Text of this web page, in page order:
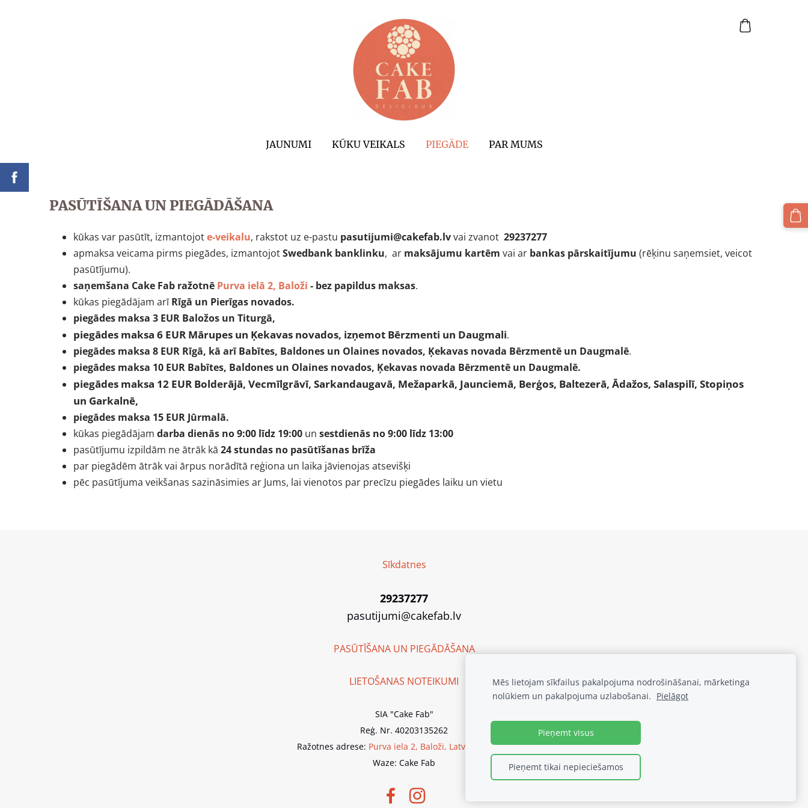
JAUNUMI KŪKU VEIKALS PIEGĀDE PAR MUMS
PASŪTĪŠANA UN PIEGĀDĀŠANA
kūkas var pasūtīt, izmantojote-veikalu, rakstot uz e-pastu pasutijumi@cakefab.lvvai zvanot 29237277
apmaksa veicama pirms piegādes, izmantojotSwedbank banklinku, ar maksājumu kartēm vai ar bankas pārskaitījumu (rēķinu saņemsiet, veicot
pasūtījumu).
saņemšana Cake Fab ražotnē Purva ielā 2, Baloži - bez papildus maksas.
kūkas piegādājam arīRīgā un Pierīgas novados.
piegādes maksa 3 EUR Baložos un Titurgā,
piegādes maksa 6 EUR Mārupes un Ķekavas novados, izņemot Bērzmenti un Daugmali.
piegādes maksa 8 EUR Rīgā, kā arī Babītes, Baldones un Olaines novados, Ķekavas novada Bērzmentē un Daugmalē.
piegādes maksa 10 EUR Babītes, Baldones un Olaines novados, Ķekavas novada Bērzmentē un Daugmalē.
piegādes maksa 12 EUR Bolderājā, Vecmīlgrāvī, Sarkandaugavā, Mežaparkā, Jaunciemā, Berģos, Baltezerā, Ādažos, Salaspilī, Stopiņos
un Garkalnē,
piegādes maksa 15 EUR Jūrmalā.
kūkas piegādājam darba dienās no 9:00 līdz 19:00 un sestdienās no9:00 līdz 13:00
pasūtījumu izpildām ne ātrāk kā 24 stundas no pasūtīšanas brīža
par piegādēm ātrāk vai ārpus norādītā reģiona un laika jāvienojas atsevišķi
pēc pasūtījuma veikšanas sazināsimies ar Jums, lai vienotos par precīzu piegādes laiku un vietu
Sīkdatnes
29237277
pasutijumi@cakefab.lv
PASŪTĪŠANA UN PIEGĀDĀŠANA
LIETOŠANAS NOTEIKUMI
SIA "Cake Fab"
Reģ. Nr. 40203135262
Ražotnes adrese: Purva iela 2, Baloži, Latvija, LV-2112
Waze: Cake Fab
Mēs lietojam sīkfailus pakalpojuma nodrošināšanai, mārketinga
nolūkiem un pakalpojuma uzlabošanai. Pielāgot
Pieņemt visus
Pieņemt tikai nepieciešamos